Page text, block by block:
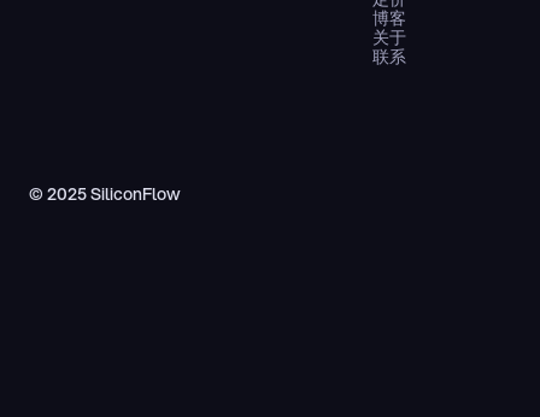
博客
关于
联系
© 2025 SiliconFlow